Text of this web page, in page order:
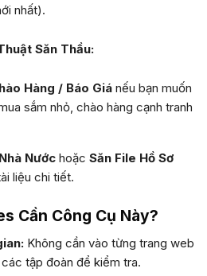
nhất).
Săn Thầu:
Hàng / Báo Giánếu bạn muốn
sắm nhỏ, chào hàng cạnh tranh
Nướchoặc Săn File Hồ Sơ
liệu chi tiết.
Cần Công Cụ Này?
Không cần vào từng trang web
tập đoàn để kiểm tra.